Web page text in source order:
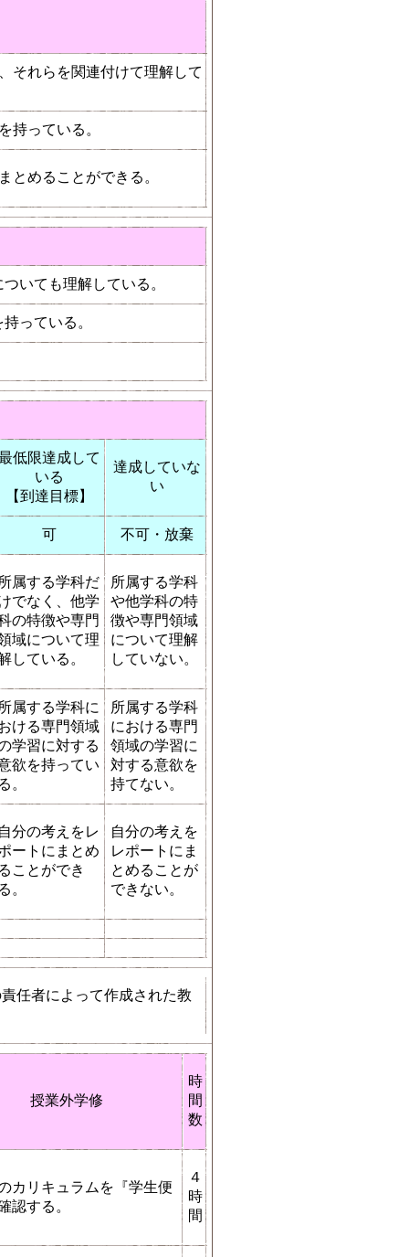
それらを関連付けて理解して
持っている。
とめることができる。
いても理解している。
っている。
低限達成して
いる
【到達目標】
達成していな
い
可 不可・放棄
属する学科だ
でなく、他学
の特徴や専門
域について理
している。
所属する学科
や他学科の特
徴や専門領域
について理解
していない。
属する学科に
ける専門領域
学習に対する
欲を持ってい
。
所属する学科
における専門
領域の学習に
対する意欲を
持てない。
分の考えをレ
ートにまとめ
ことができ
。
自分の考えを
レポートにま
とめることが
できない。
任者によって作成された教
授業外学修
時
間
数
カリキュラムを『学生便
認する。
４
時
間